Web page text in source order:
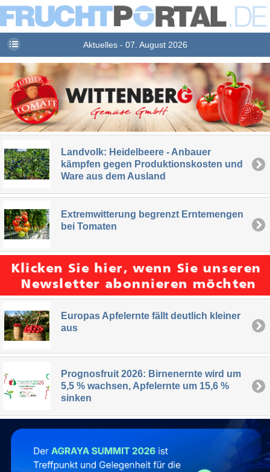
Aktuelles - 07. August 2026
Landvolk: Heidelbeere - Anbauer
kämpfen gegen Produktionskosten und
Ware aus dem Ausland
Extremwitterung begrenzt Erntemengen
bei Tomaten
Europas Apfelernte fällt deutlich kleiner
aus
Prognosfruit 2026: Birnenernte wird um
5,5 % wachsen, Apfelernte um 15,6 %
sinken